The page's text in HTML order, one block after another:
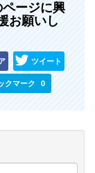
ージに興
お願いし
ツイート
クマーク 0